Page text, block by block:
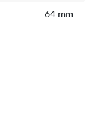
64 mm